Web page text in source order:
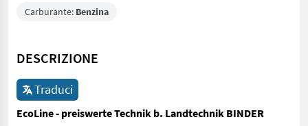
Carburante: Benzina
DESCRIZIONE
Traduci
EcoLine - preiswerte Technik b. Landtechnik BINDER